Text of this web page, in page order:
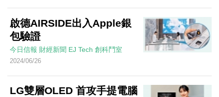
啟德AIRSIDE出入Apple銀
包驗證
今日信報 財經新聞 EJ Tech 創科鬥室
2024/06/26
LG雙層OLED 首攻手提電腦